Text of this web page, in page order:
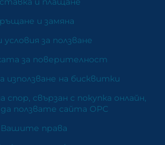
и замяна
за ползване
за поверителност
използване на бисквитки
спор, свързан с покупка онлайн,
ползвате сайта ОРС
Вашите права